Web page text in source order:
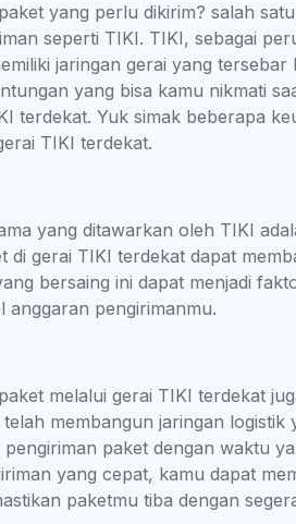
yang perlu dikirim? salah
seperti TIKI. TIKI, sebagai
jaringan gerai yang tersebar
yang bisa kamu nikmati
terdekat. Yuk simak beberapa
TIKI terdekat.
yang ditawarkan oleh TIKI
di gerai TIKI terdekat dapat
bersaing ini dapat menjadi
anggaran pengirimanmu.
melalui gerai TIKI terdekat
membangun jaringan logistik
paket dengan waktu
yang cepat, kamu dapat
paketmu tiba dengan